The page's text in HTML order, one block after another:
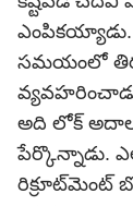
ఎంపికయ్యాడు.
సమయంలో
అది లోక్
పేర్కొన్నాడు.
రిక్రూట్‌మెంట్